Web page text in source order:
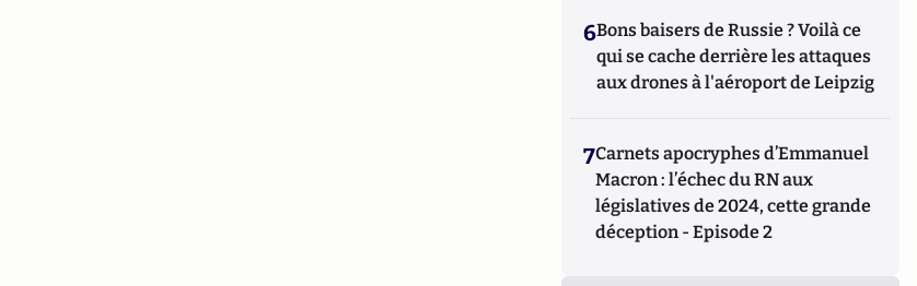
6Bons baisers de Russie ? Voilà ce
qui se cache derrière les attaques
aux drones à l'aéroport de Leipzig
7Carnets apocryphes d’Emmanuel
Macron : l’échec du RN aux
législatives de 2024, cette grande
déception - Episode 2